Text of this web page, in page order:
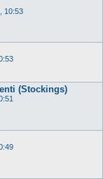
10:53
(Stockings)